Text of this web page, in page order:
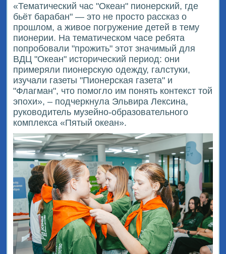
«Тематический час "Океан" пионерский, где
бьёт барабан" — это не просто рассказ о
прошлом, а живое погружение детей в тему
пионерии. На тематическом часе ребята
попробовали "прожить" этот значимый для
ВДЦ "Океан" исторический период: они
примеряли пионерскую одежду, галстуки,
изучали газеты "Пионерская газета" и
"Флагман", что помогло им понять контекст той
эпохи», – подчеркнула Эльвира Лексина,
руководитель музейно-образовательного
комплекса «Пятый океан».